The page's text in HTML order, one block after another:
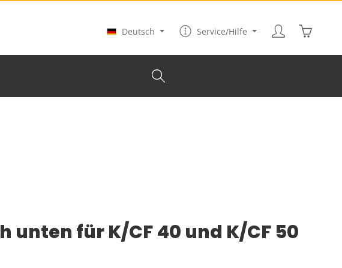
Deutsch
Service/Hilfe
unten für K/CF 40 und K/CF 50